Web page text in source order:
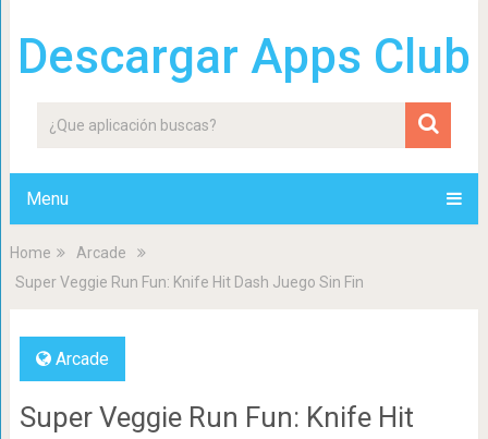
Descargar Apps Club
Menu
Home
Arcade
Super Veggie Run Fun: Knife Hit Dash Juego Sin Fin
Arcade
Super Veggie Run Fun: Knife Hit